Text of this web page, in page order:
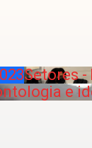
Setores -
e